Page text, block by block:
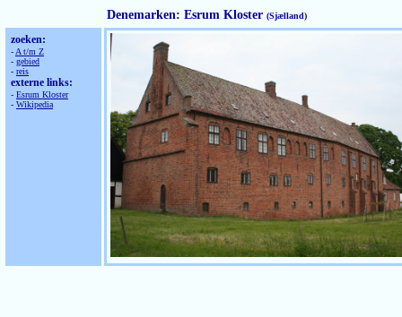
Denemarken: Esrum Kloster (Sjælland)
zoeken:
- A t/m Z
- gebied
- reis
externe links:
- Esrum Kloster
- Wikipedia